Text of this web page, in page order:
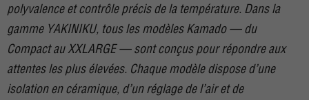
polyvalence et contrôle précis de la température. Dans la
gamme YAKINIKU, tous les modèles Kamado — du
Compact au XXLARGE — sont conçus pour répondre aux
attentes les plus élevées. Chaque modèle dispose d’une
isolation en céramique, d’un réglage de l’air et de